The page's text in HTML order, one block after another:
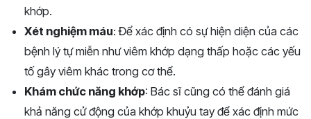
khớp.
Xét nghiệm máu: Để xác định có sự hiện diện của các
bệnh lý tự miễn như viêm khớp dạng thấp hoặc các yếu
tố gây viêm khác trong cơ thể.
Khám chức năng khớp: Bác sĩ cũng có thể đánh giá
khả năng cử động của khớp khuỷu tay để xác định mức